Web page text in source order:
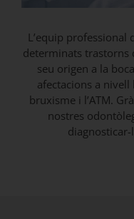
L’equip professional
determinats trastorns
seu origen a la
afectacions a nivell
bruxisme i l’ATM.
nostres